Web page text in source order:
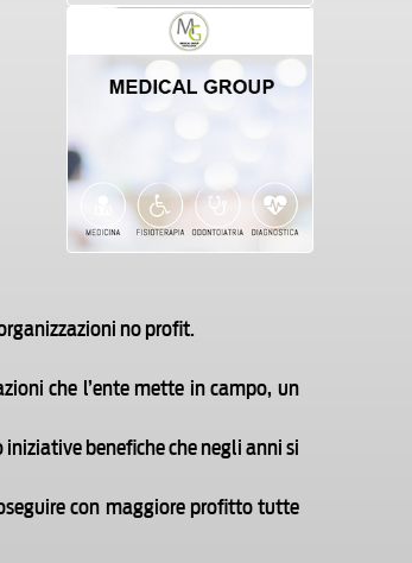
no profit.
che l’ente mette in campo, un
benefiche che negli anni si
con maggiore profitto tutte